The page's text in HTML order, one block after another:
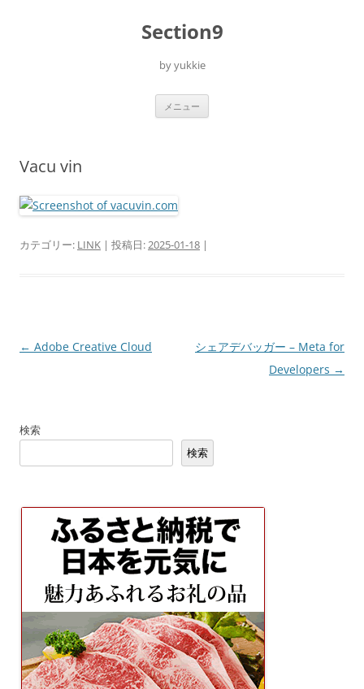
Section9
by yukkie
メニュー
Vacu vin
カテゴリー: LINK | 投稿日:2025-01-18 |
投
ゲ
ョ
← Adobe Creative Cloud
シェアデバッガー – Meta for
Developers →
検索
検索